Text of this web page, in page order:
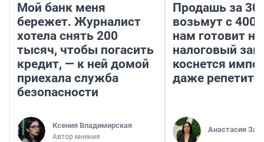
Мой банк меня
бережет. Журналист
хотела снять 200
тысяч, чтобы погасить
кредит, — к ней домой
приехала служба
безопасности
Ксения Владимирская
Автор мнения
Продашь за
возьмут с
нам готовит
налоговый
коснется
даже
Анастасия